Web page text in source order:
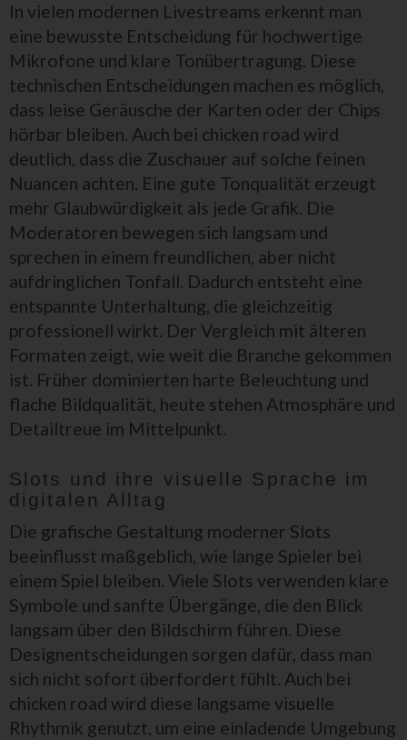
In vielen modernen Livestreams erkennt man
eine bewusste Entscheidung für hochwertige
Mikrofone und klare Tonübertragung. Diese
technischen Entscheidungen machen es möglich,
dass leise Geräusche der Karten oder der Chips
hörbar bleiben. Auch bei chicken road wird
deutlich, dass die Zuschauer auf solche feinen
Nuancen achten. Eine gute Tonqualität erzeugt
mehr Glaubwürdigkeit als jede Grafik. Die
Moderatoren bewegen sich langsam und
sprechen in einem freundlichen, aber nicht
aufdringlichen Tonfall. Dadurch entsteht eine
entspannte Unterhaltung, die gleichzeitig
professionell wirkt. Der Vergleich mit älteren
Formaten zeigt, wie weit die Branche gekommen
ist. Früher dominierten harte Beleuchtung und
flache Bildqualität, heute stehen Atmosphäre und
Detailtreue im Mittelpunkt.
Slots und ihre visuelle Sprache im
digitalen Alltag
Die grafische Gestaltung moderner Slots
beeinflusst maßgeblich, wie lange Spieler bei
einem Spiel bleiben. Viele Slots verwenden klare
Symbole und sanfte Übergänge, die den Blick
langsam über den Bildschirm führen. Diese
Designentscheidungen sorgen dafür, dass man
sich nicht sofort überfordert fühlt. Auch bei
chicken road wird diese langsame visuelle
Rhythmik genutzt, um eine einladende Umgebung